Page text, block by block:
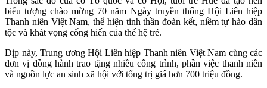
biểu tượng chào mừng 70 năm Ngày truyền thống Hội Liên hiệp
Thanh niên Việt Nam, thể hiện tinh thần đoàn kết, niềm tự hào dân
tộc và khát vọng cống hiến của thế hệ trẻ.
Dịp này, Trung ương Hội Liên hiệp Thanh niên Việt Nam cùng các
đơn vị đồng hành trao tặng nhiều công trình, phần việc thanh niên
và nguồn lực an sinh xã hội với tổng trị giá hơn 700 triệu đồng.